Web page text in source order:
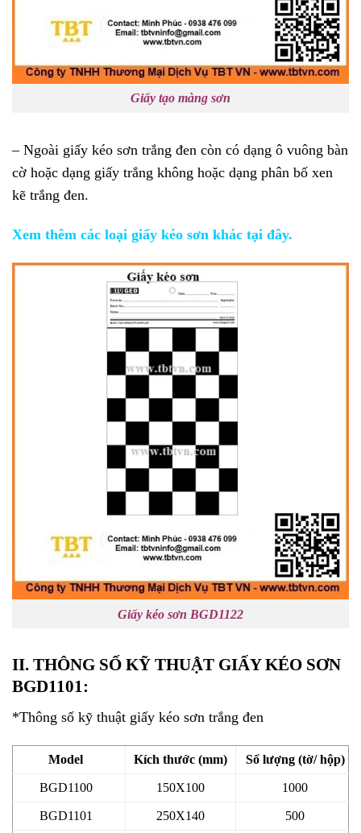
Giấy tạo màng sơn
– Ngoài giấy kéo sơn trắng đen còn có dạng ô vuông bàn
cờ hoặc dạng giấy trắng không hoặc dạng phân bố xen
kẽ trắng đen.
Xem thêm các loại giấy kéo sơn khác tại đây.
Giấy kéo sơn BGD1122
II. THÔNG SỐ KỸ THUẬT GIẤY KÉO SƠN
BGD1101:
*Thông số kỹ thuật giấy kéo sơn trắng đen
Model Kích thước (mm) Số lượng (tờ/ hộp)
BGD1100 150X100 1000
BGD1101 250X140 500